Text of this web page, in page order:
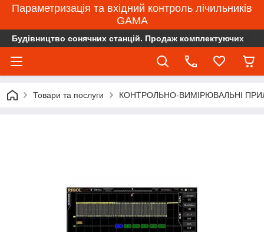
Параметризація та вхідний контроль лічильників
GAMA
Будівництво сонячних станцій. Продаж комплектуючих
Товари та послуги КОНТРОЛЬНО-ВИМІРЮВАЛЬНІ